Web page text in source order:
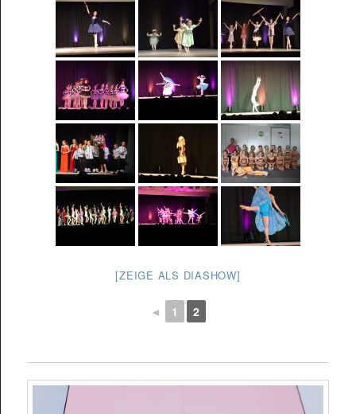
[ZEIGE ALS DIASHOW]
◄ 1 2